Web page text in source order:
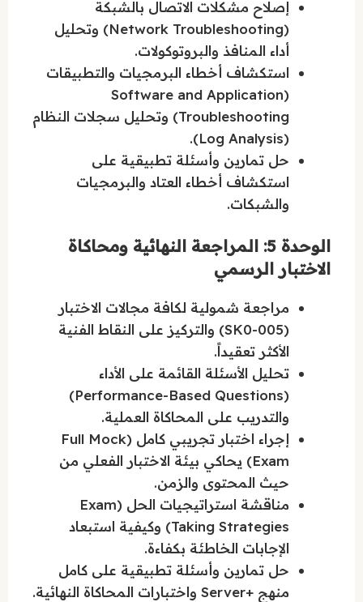
إصلاح مشكلات الاتصال بالشبكة
(Network Troubleshooting) وتحليل
أداء المنافذ والبروتوكولات.
استكشاف أخطاء البرمجيات والتطبيقات
(Software and Application
Troubleshooting) وتحليل سجلات النظام
(Log Analysis).
حل تمارين وأسئلة تطبيقية على
استكشاف أخطاء العتاد والبرمجيات
والشبكات.
الوحدة 5: المراجعة النهائية ومحاكاة
الاختبار الرسمي
مراجعة شمولية لكافة مجالات الاختبار
(SK0-005) والتركيز على النقاط الفنية
الأكثر تعقيداً.
تحليل الأسئلة القائمة على الأداء
(Performance-Based Questions)
والتدريب على المحاكاة العملية.
إجراء اختبار تجريبي كامل (Full Mock
Exam) يحاكي بيئة الاختبار الفعلي من
حيث المحتوى والزمن.
مناقشة استراتيجيات الحل (Exam
Taking Strategies) وكيفية استبعاد
الإجابات الخاطئة بكفاءة.
حل تمارين وأسئلة تطبيقية على كامل
منهج +Server واختبارات المحاكاة النهائية.